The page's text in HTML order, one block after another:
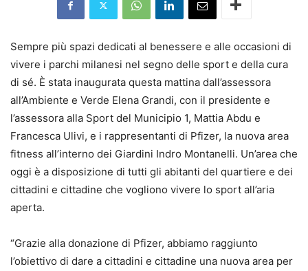
Sempre più spazi dedicati al benessere e alle occasioni di
vivere i parchi milanesi nel segno delle sport e della cura
di sé. È stata inaugurata questa mattina dall’assessora
all’Ambiente e Verde Elena Grandi, con il presidente e
l’assessora alla Sport del Municipio 1, Mattia Abdu e
Francesca Ulivi, e i rappresentanti di Pfizer, la nuova area
fitness all’interno dei Giardini Indro Montanelli. Un’area che
oggi è a disposizione di tutti gli abitanti del quartiere e dei
cittadini e cittadine che vogliono vivere lo sport all’aria
aperta.
“Grazie alla donazione di Pfizer, abbiamo raggiunto
l’obiettivo di dare a cittadini e cittadine una nuova area per